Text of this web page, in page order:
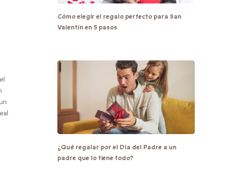
Cómo elegir el regalo perfecto para San
Valentín en 5 pasos
¿Qué regalar por el Día del Padre a un
padre que lo tiene todo?